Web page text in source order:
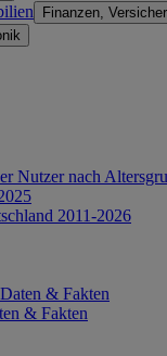
Finanzen,
Nutzer nach
2011-2026
& Fakten
& Fakten